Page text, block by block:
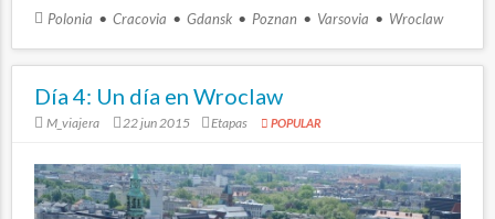
Polonia Cracovia Gdansk Poznan Varsovia Wroclaw
Día 4: Un día en Wroclaw
M_viajera 22 jun 2015 Etapas POPULAR